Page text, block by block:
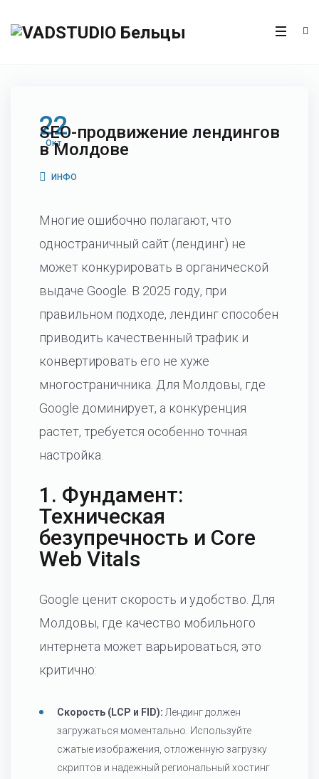
22
Окт
SEO-продвижение лендингов
в Молдове
ИНФО
Многие ошибочно полагают, что
одностраничный сайт (лендинг) не
может конкурировать в органической
выдаче Google. В 2025 году, при
правильном подходе, лендинг способен
приводить качественный трафик и
конвертировать его не хуже
многостраничника. Для Молдовы, где
Google доминирует, а конкуренция
растет, требуется особенно точная
настройка.
1. Фундамент:
Техническая
безупречность и Core
Web Vitals
Google ценит скорость и удобство. Для
Молдовы, где качество мобильного
интернета может варьироваться, это
критично:
Скорость (LCP и FID): Лендинг должен
загружаться моментально. Используйте
сжатые изображения, отложенную загрузку
скриптов и надежный региональный хостинг